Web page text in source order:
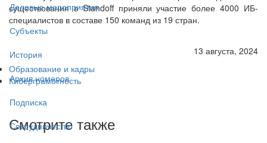
Деловые мероприятия
Субъекты
История
Архив номеров
Подписка
Сотрудничество
существования в Standoff приняли участие более 4000 ИБ-
специалистов в составе 150 команд из 19 стран.
13 августа, 2024
Образование и кадры
Киберграмотность
Смотрите также